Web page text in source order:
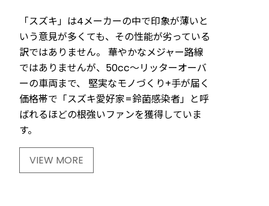
「スズキ」は4メーカーの中で印象が薄いと
いう意見が多くても、その性能が劣っている
訳ではありません。 華やかなメジャー路線
ではありませんが、50cc～リッターオーバ
ーの車両まで、 堅実なモノづくり+手が届く
価格帯で「スズキ愛好家=鈴菌感染者」と呼
ばれるほどの根強いファンを獲得していま
す。
VIEW MORE